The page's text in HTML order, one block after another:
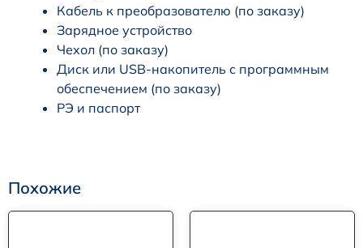
Кабель к преобразователю (по заказу)
Зарядное устройство
Чехол (по заказу)
Диск или USB-накопитель с программным
обеспечением (по заказу)
РЭ и паспорт
Похожие